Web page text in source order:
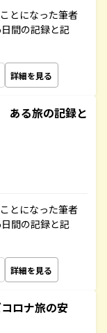
とになった筆者
間の記録と記
詳細を見る
ある旅の記録と
とになった筆者
間の記録と記
詳細を見る
ロナ旅の安